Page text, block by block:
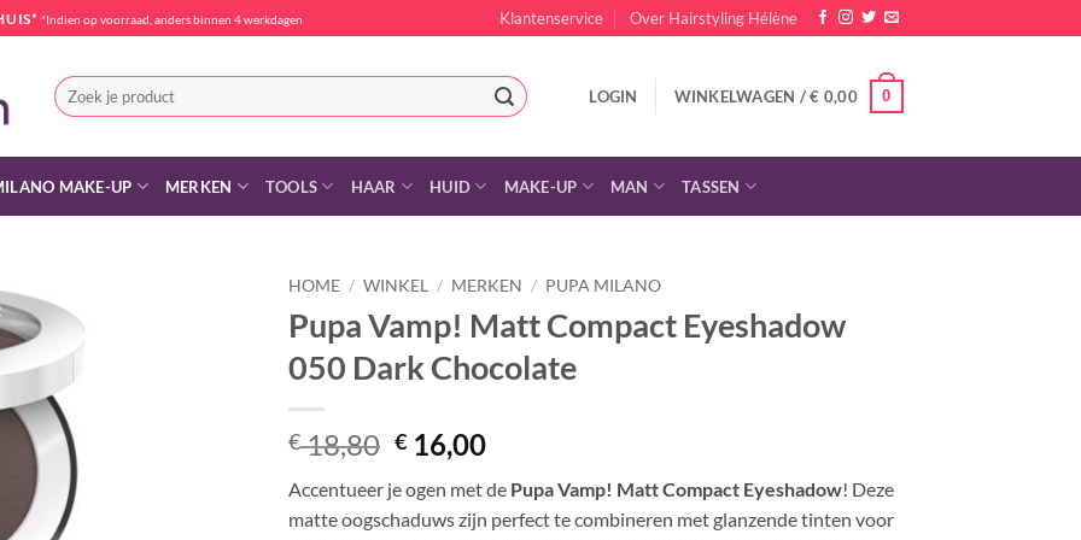
*Indien op voorraad, anders binnen 4 werkdagen Klantenservice Over Hairstyling Hélène
Zoeken
naar:
LOGIN WINKELWAGEN /€ 0,00 0
MAKE-UP MERKEN TOOLS HAAR HUID MAKE-UP MAN TASSEN
HOME / WINKEL / MERKEN / PUPA MILANO
Pupa Vamp! Matt Compact Eyeshadow
050 Dark Chocolate
€18,80 Oorspronkelijke
prijs
was:
€ 18,80.
€ 16,00Huidige
is:
€ 16,00.
Accentueer je ogen met de Pupa Vamp! Matt Compact Eyeshadow! Deze
matte oogschaduws zijn perfect te combineren met glanzende tinten voor